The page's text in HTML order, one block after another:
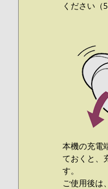
ください（
本機の充電
ておくと、
す。
ご使用後は